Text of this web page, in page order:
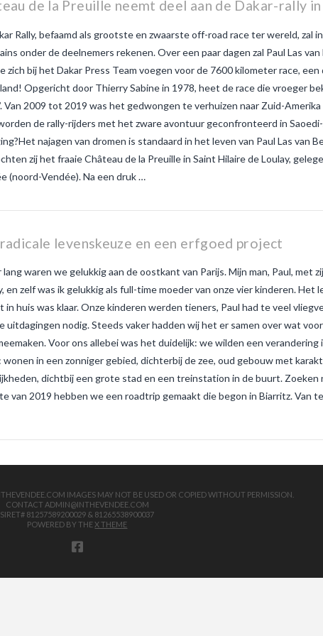
de la Preuille neemt deel aan de Dakar-rally
Rally, befaamd als grootste en zwaarste off-road race ter wereld, zal
onder de deelnemers rekenen. Over een paar dagen zal Paul Las
zich bij het Dakar Press Team voegen voor de 7600 kilometer race,
Opgericht door Thierry Sabine in 1978, heet de race die vroeger
Van 2009 tot 2019 was het gedwongen te verhuizen naar Zuid-
de rally-rijders met het zware avontuur geconfronteerd in
najagen van dromen is standaard in het leven van Paul Las van
zij het fraaie Château de la Preuille in Saint Hilaire de Loulay,
(noord-Vendée). Na een druk …
levenskeuze en een erfgoed project
lang waren we gelukkig aan de oostkant van Parijs. Mijn man, Paul, met
en zelf was ik gelukkig als full-time moeder van onze vier kinderen. Het
in huis was klaar. Onze kinderen werden tieners, Paul had te veel
uitdagingen nodig. Steeds vaker hadden wij het er samen over wat
Voor ons allebei was het duidelijk: we wilden een
wonen in een zonniger gebied, dichterbij de zee, oud gebouw met
dichtbij een grote stad en een treinstation in de buurt. Zoeken
van 2019 hebben we een roadtrip gemaakt die begon in Biarritz. Van
IMAGES MAY NOT BE USED OR COPIED WITHOUT PERMISSION.
CONTACT ADMIN@INTHEVENDEE.COM
SIRET# 81257589200029 & 81265538900037
POWERED BY THEX THEME